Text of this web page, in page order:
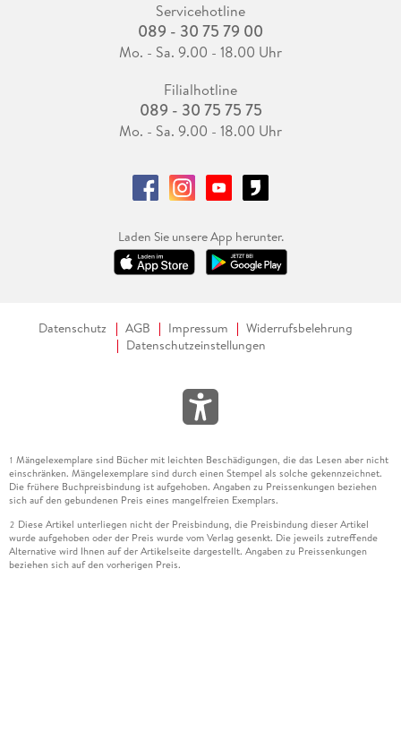
Servicehotline
089 - 30 75 79 00
Mo. - Sa. 9.00 - 18.00 Uhr
Filialhotline
089 - 30 75 75 75
Mo. - Sa. 9.00 - 18.00 Uhr
Laden Sie unsere App herunter.
Datenschutz AGB Impressum
Widerrufsbelehrung
Datenschutzeinstellungen
1 Mängelexemplare sind Bücher mit leichten Beschädigungen, die das Lesen aber nicht
einschränken. Mängelexemplare sind durch einen Stempel als solche gekennzeichnet.
Die frühere Buchpreisbindung ist aufgehoben. Angaben zu Preissenkungen beziehen
sich auf den gebundenen Preis eines mangelfreien Exemplars.
2 Diese Artikel unterliegen nicht der Preisbindung, die Preisbindung dieser Artikel
wurde aufgehoben oder der Preis wurde vom Verlag gesenkt. Die jeweils zutreffende
Alternative wird Ihnen auf der Artikelseite dargestellt. Angaben zu Preissenkungen
beziehen sich auf den vorherigen Preis.